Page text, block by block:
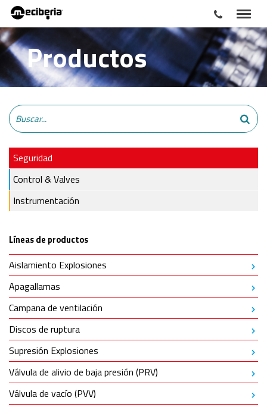
Productos
Seguridad
Control & Valves
Instrumentación
Líneas de productos
Aislamiento Explosiones
Apagallamas
Campana de ventilación
Discos de ruptura
Supresión Explosiones
Válvula de alivio de baja presión (PRV)
Válvula de vacío (PVV)